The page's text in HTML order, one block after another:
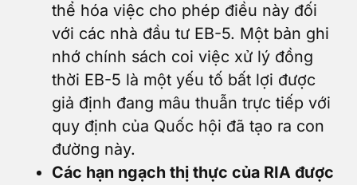
thể hóa việc cho phép điều này đối
với các nhà đầu tư EB-5. Một bản ghi
nhớ chính sách coi việc xử lý đồng
thời EB-5 là một yếu tố bất lợi được
giả định đang mâu thuẫn trực tiếp với
quy định của Quốc hội đã tạo ra con
đường này.
Các hạn ngạch thị thực của RIA được